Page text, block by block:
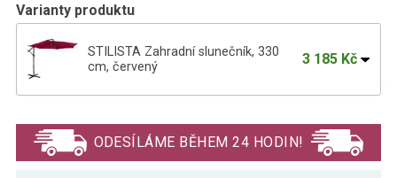
Varianty produktu
STILISTA Zahradní slunečník, 330
cm, červený
3 185 Kč
hnědý
ODESÍLÁME BĚHEM 24 HODIN!